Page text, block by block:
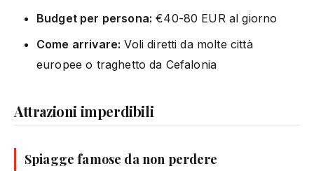
Budget per persona: €40-80 EUR al giorno
Come arrivare: Voli diretti da molte città
europee o traghetto da Cefalonia
Attrazioni imperdibili
Spiagge famose da non perdere